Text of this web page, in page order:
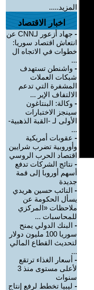
المزيد.....
اخبار الاقتصاد
-
جهاد أزعور لـCNN عن
انتعاش اقتصاد سوريا:
خطوات في الاتجاه ال
...
- واشنطن تستهدف
شبكات العملات
المشفرة التي تدعم
الالتفاف الإير ...
- وكالة: البنتاغون
سينجز الاختبارات
الأولى لـ -القبة الذهبية-
...
- عقوبات أمريكية
وأوروبية تضرب شرايين
اقتصاد الحرب الروسي
- نتائج الشركات تدفع
أسهم أوروبا إلى قمة
جديدة
- النائب حسين هريدي
يسأل الحكومة عن
ملاحظات «المركزي
للمحاسبات ...
- البنك الدولي يمنح
سوريا 100 مليون دولار
لتحديث القطاع المالي
...
- أسعار الغذاء ترتقع
لأعلى مستوى منذ 3
سنوات
- ليبيا تخطط لرفع إنتاج